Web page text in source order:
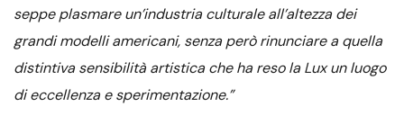
seppe plasmare un’industria culturale all’altezza dei
grandi modelli americani, senza però rinunciare a quella
distintiva sensibilità artistica che ha reso la Lux un luogo
di eccellenza e sperimentazione.”